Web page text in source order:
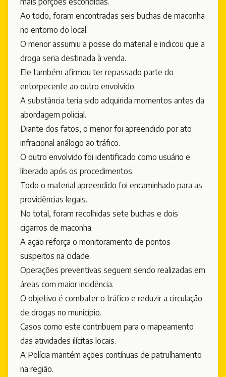
Ao todo, foram encontradas seis buchas de maconha
no entorno do local.
O menor assumiu a posse do material e indicou que a
droga seria destinada à venda.
Ele também afirmou ter repassado parte do
entorpecente ao outro envolvido.
A substância teria sido adquirida momentos antes da
abordagem policial.
Diante dos fatos, o menor foi apreendido por ato
infracional análogo ao tráfico.
O outro envolvido foi identificado como usuário e
liberado após os procedimentos.
Todo o material apreendido foi encaminhado para as
providências legais.
No total, foram recolhidas sete buchas e dois
cigarros de maconha.
A ação reforça o monitoramento de pontos
suspeitos na cidade.
Operações preventivas seguem sendo realizadas em
áreas com maior incidência.
O objetivo é combater o tráfico e reduzir a circulação
de drogas no município.
Casos como este contribuem para o mapeamento
das atividades ilícitas locais.
A Polícia mantém ações contínuas de patrulhamento
na região.